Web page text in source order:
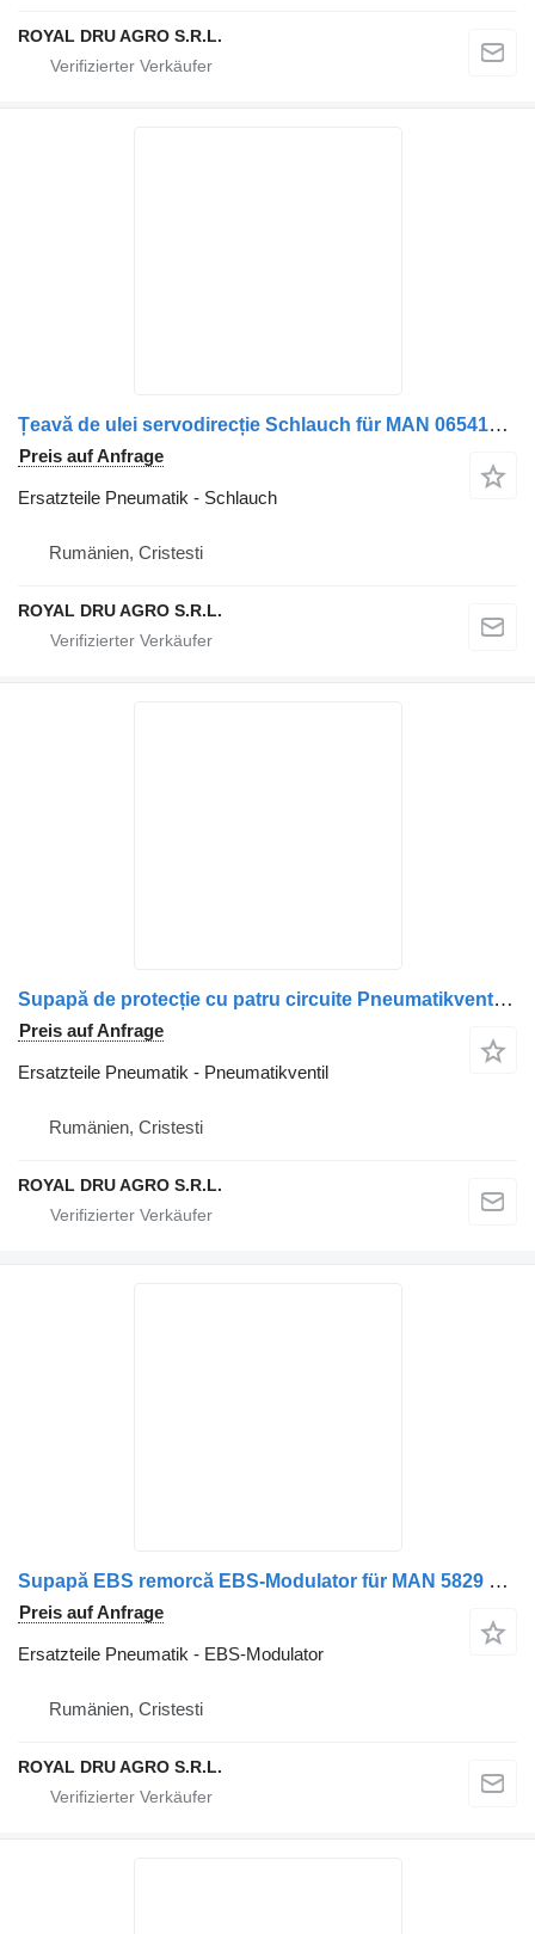
ROYAL DRU AGRO S.R.L.
Țeavă de ulei servodirecție Schlauch für MAN 06541312207 / 06540942019 LKW
Preis auf Anfrage
Ersatzteile Pneumatik - Schlauch
Rumänien, Cristesti
ROYAL DRU AGRO S.R.L.
Supapă de protecție cu patru circuite Pneumatikventil für MAN 8152151 LKW
Preis auf Anfrage
Ersatzteile Pneumatik - Pneumatikventil
Rumänien, Cristesti
ROYAL DRU AGRO S.R.L.
Supapă EBS remorcă EBS-Modulator für MAN 5829 LKW
Preis auf Anfrage
Ersatzteile Pneumatik - EBS-Modulator
Rumänien, Cristesti
ROYAL DRU AGRO S.R.L.